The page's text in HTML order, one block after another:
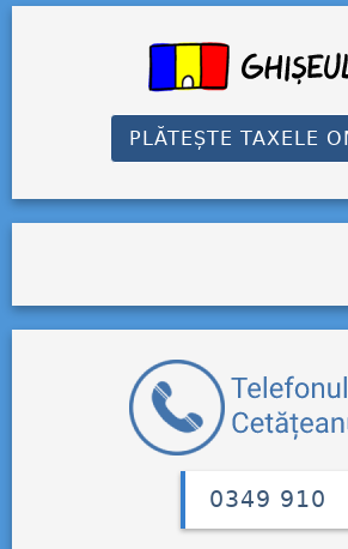
PLĂTEȘTE TAXELE
0349 910